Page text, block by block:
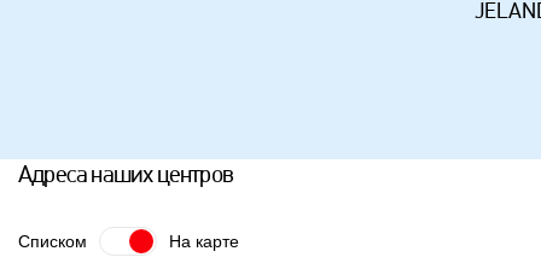
Адреса наших центров
Списком На карте